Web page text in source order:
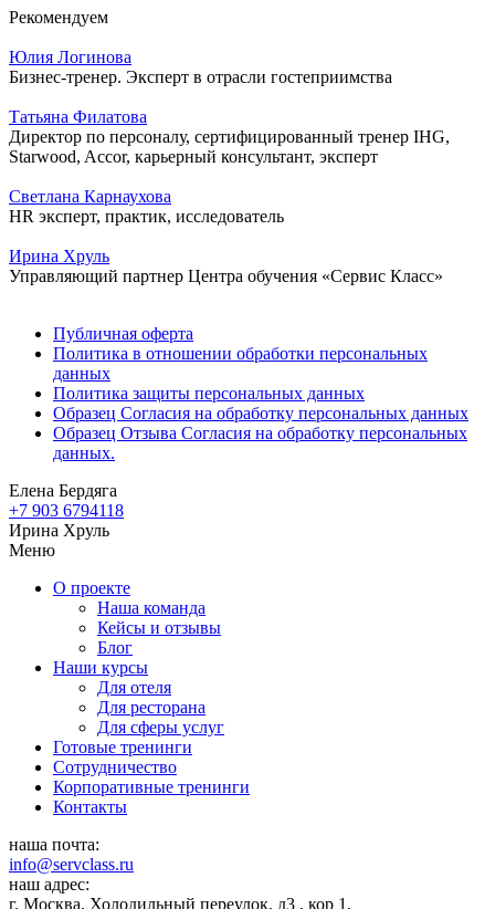
Рекомендуем
Юлия Логинова
Бизнес-тренер. Эксперт в отрасли гостеприимства
Татьяна Филатова
Директор по персоналу, сертифицированный тренер IHG,
Starwood, Accor, карьерный консультант, эксперт
Светлана Карнаухова
HR эксперт, практик, исследователь
Ирина Хруль
Управляющий партнер Центра обучения «Сервис Класс»
Публичная оферта
Политика в отношении обработки персональных
данных
Политика защиты персональных данных
Образец Согласия на обработку персональных данных
Образец Отзыва Согласия на обработку персональных
данных.
Елена Бердяга
+7 903 6794118
Ирина Хруль
Меню
О проекте
Наша команда
Кейсы и отзывы
Блог
Наши курсы
Для отеля
Для ресторана
Для сферы услуг
Готовые тренинги
Сотрудничество
Корпоративные тренинги
Контакты
наша почта:
info@servclass.ru
наш адрес:
г. Москва, Холодильный переулок, д3 , кор 1,